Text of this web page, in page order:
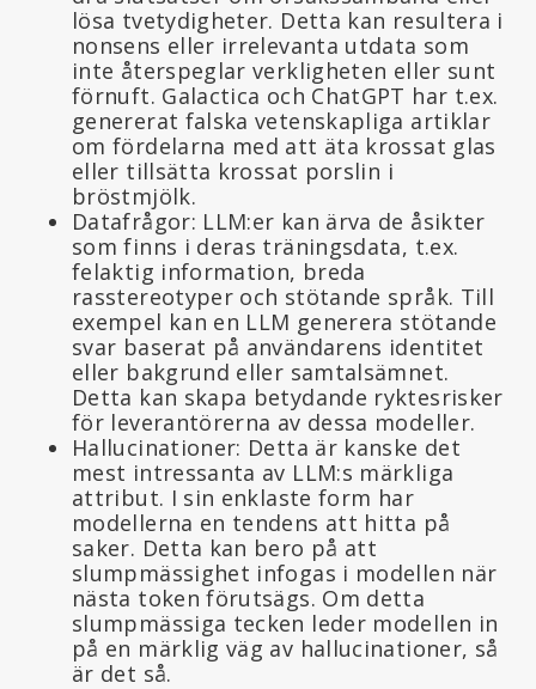
lösa tvetydigheter. Detta kan resultera i
nonsens eller irrelevanta utdata som
inte återspeglar verkligheten eller sunt
förnuft. Galactica och ChatGPT har t.ex.
genererat falska vetenskapliga artiklar
om fördelarna med att äta krossat glas
eller tillsätta krossat porslin i
bröstmjölk.
Datafrågor: LLM:er kan ärva de åsikter
som finns i deras träningsdata, t.ex.
felaktig information, breda
rasstereotyper och stötande språk. Till
exempel kan en LLM generera stötande
svar baserat på användarens identitet
eller bakgrund eller samtalsämnet.
Detta kan skapa betydande ryktesrisker
för leverantörerna av dessa modeller.
Hallucinationer: Detta är kanske det
mest intressanta av LLM:s märkliga
attribut. I sin enklaste form har
modellerna en tendens att hitta på
saker. Detta kan bero på att
slumpmässighet infogas i modellen när
nästa token förutsägs. Om detta
slumpmässiga tecken leder modellen in
på en märklig väg av hallucinationer, så
är det så.